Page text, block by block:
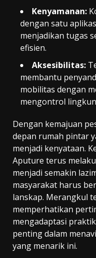
Kenyamanan:
dengan satu
menjadikan tugas
efisien.
Aksesibilitas:
membantu
mobilitas dengan
mengontrol
Dengan kemajuan
depan rumah pintar
menjadi kenyataan.
Aputure terus
menjadi semakin
masyarakat harus
lanskap. Merangkul
memperhatikan
mengadaptasi
penting dalam
yang menarik ini.